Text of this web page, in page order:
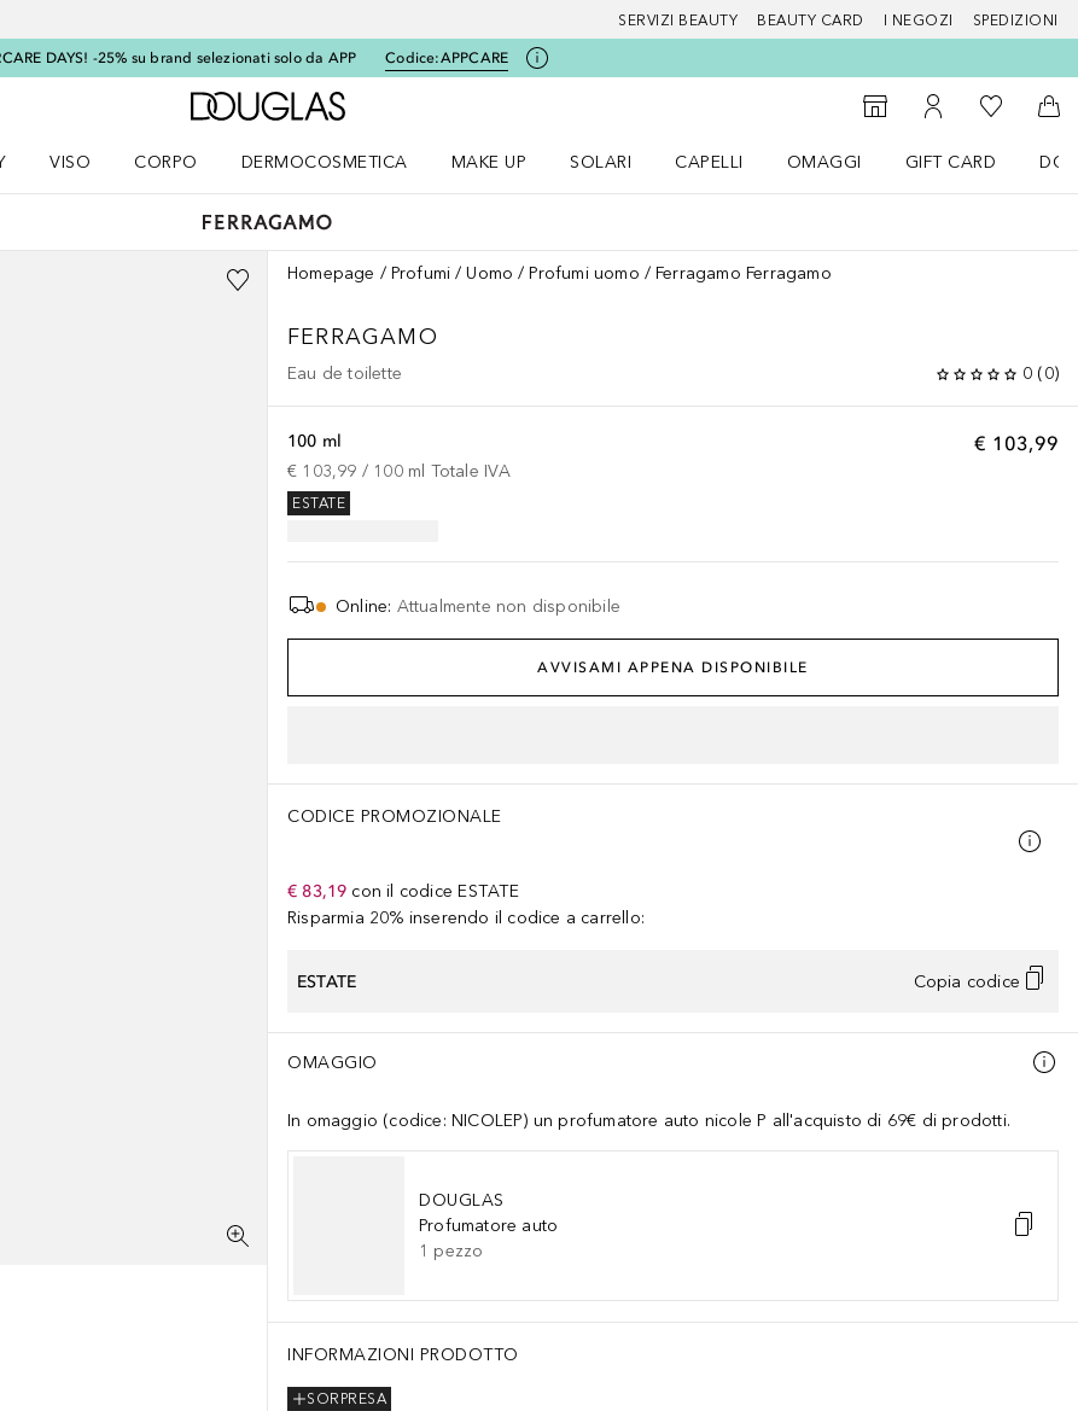
SERVIZI BEAUTY BEAUTY CARD I NEGOZI SPEDIZIONI
DAYS! -25% su brand selezionati solo da APP Codice:APPCARE
A Douglas Home
StorefinderAl Mio Account
Alla Mia
Al
VISO
CORPO
DERMOCOSMETICA
MAKE UP
SOLARI
CAPELLI
OMAGGI
GIFT CARD
Homepage Profumi Uomo Profumi uomo Ferragamo Ferragamo
FERRAGAMO
Eau de toilette 0 (0)
€ 103,99
100 ml
€ 103,99 / 100 ml Totale IVA
ESTATE
Online: Attualmente non disponibile
AVVISAMI APPENA DISPONIBILE
CODICE PROMOZIONALE
€ 83,19 con il codice ESTATE
Risparmia 20% inserendo il codice a carrello:
ESTATE Copia codice
OMAGGIO
In omaggio (codice: NICOLEP) un profumatore auto nicole P all'acquisto di 69€ di prodotti.
DOUGLAS
Profumatore auto
1 pezzo
INFORMAZIONI PRODOTTO
SORPRESA